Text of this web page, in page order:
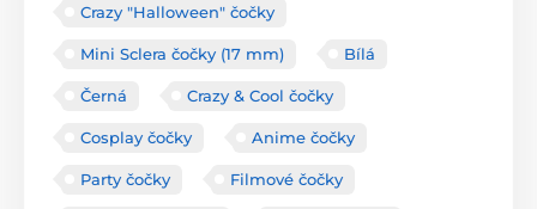
Crazy "Halloween" čočky
Mini Sclera čočky (17 mm) Bílá
Černá Crazy & Cool čočky
Cosplay čočky Anime čočky
Party čočky Filmové čočky